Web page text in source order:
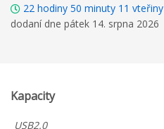
22 hodiny 50 minuty 10 vteřiny
dodaní dne pátek 14. srpna 2026
Kapacity
USB2.0